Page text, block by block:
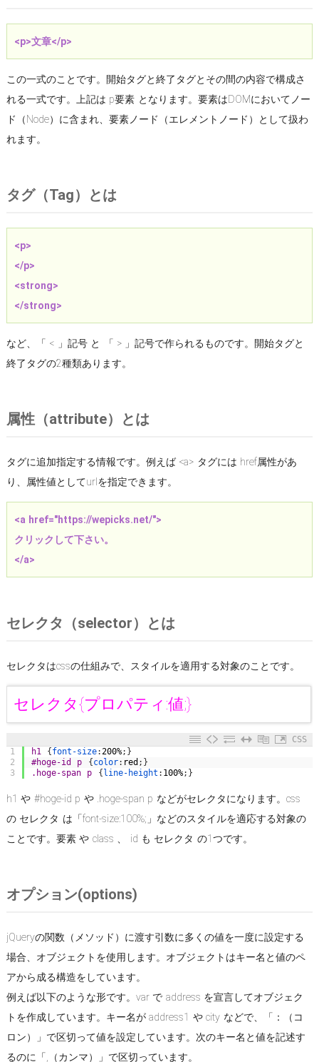
<p>文章</p>
この一式のことです。開始タグと終了タグとその間の内容で構成さ
れる一式です。上記は p要素 となります。要素はDOMにおいてノー
ド（Node）に含まれ、要素ノード（エレメントノード）として扱わ
れます。
タグ（Tag）とは
<p>
</p>
<strong>
</strong>
など、「 < 」記号 と 「 > 」記号で作られるものです。開始タグと
終了タグの2種類あります。
属性（attribute）とは
タグに追加指定する情報です。例えば <a> タグには href属性があ
り、属性値としてurlを指定できます。
<a href="https://wepicks.net/">
クリックして下さい。
</a>
セレクタ（selector）とは
セレクタはcssの仕組みで、スタイルを適用する対象のことです。
セレクタ{プロパティ:値;}
CSS
1
2
3
h1 {font-size:200%; }
#hoge-id p {color: red ; }
.hoge-span p {line-height : 100%; }
h1 や #hoge-id p や .hoge-span p などがセレクタになります。css
の セレクタ は「font-size:100%;」などのスタイルを適応する対象の
ことです。要素 や class 、 id も セレクタ の1つです。
オプション(options)
jQueryの関数（メソッド）に渡す引数に多くの値を一度に設定する
場合、オブジェクトを使用します。オブジェクトはキー名と値のペ
アから成る構造をしています。
例えば以下のような形です。var で address を宣言してオブジェク
トを作成しています。キー名が address1 や city などで、「：（コ
ロン）」で区切って値を設定しています。次のキー名と値を記述す
るのに「,（カンマ）」で区切っています。